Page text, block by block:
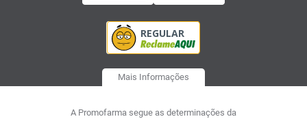
Mais Informações
A Promofarma segue as determinações da